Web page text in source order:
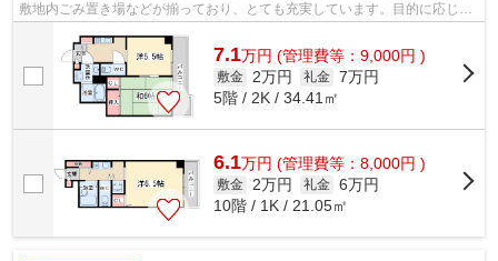
敷地内ごみ置き場などが揃っており、とても充実しています。目的に応じて
7.1万円 (管理費等：9,000円 )
敷金 2万円 礼金 7万円
5階 / 2K / 34.41㎡
6.1万円 (管理費等：8,000円 )
敷金 2万円 礼金 6万円
10階 / 1K / 21.05㎡